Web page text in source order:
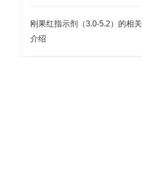
刚果红指示剂（3.0-5.2）的相关
介绍